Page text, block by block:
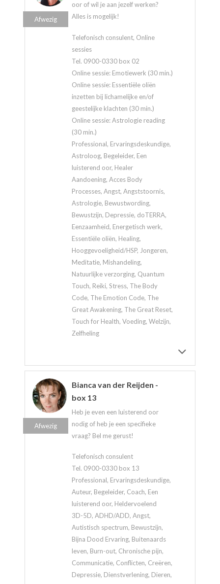
oor of wil je aan jezelf werken?
Alles is mogelijk!
Telefonisch consulent, Online
sessies
Tel. 0900-0330 box 02
Online sessie: Emotiewerk (30 min.)
Online sessie: Essentiële oliën
inzetten bij lichamelijke en/of
geestelijke klachten (30 min.)
Online sessie: Astrologie reading
(30 min.)
Professional, Ervaringsdeskundige,
Astroloog, Begeleider, Een
luisterend oor, Healer
Aandoening, Acces Body
Processes, Angst, Angststoornis,
Astrologie, Bewustwording,
Bewustzijn, Depressie, doTERRA,
Eenzaamheid, Energetisch werk,
Essentiële oliën, Healing,
Hooggevoeligheid/HSP, Jongeren,
Meditatie, Mishandeling,
Natuurlijke verzorging, Quantum
Touch, Reiki, Stress, The Body
Code, The Emotion Code, The
Great Awakening, The Great Reset,
Touch for Health, Voeding, Welzijn,
Zelfheling
Afwezig
Bianca van der Reijden -
box 13
Heb je even een luisterend oor
nodig of heb je een specifieke
vraag? Bel me gerust!
Telefonisch consulent
Tel. 0900-0330 box 13
Professional, Ervaringsdeskundige,
Auteur, Begeleider, Coach, Een
luisterend oor, Heldervoelend
3D-5D, ADHD/ADD, Angst,
Autistisch spectrum, Bewustzijn,
Bijna Dood Ervaring, Buitenaards
leven, Burn-out, Chronische pijn,
Communicatie, Conflicten, Creëren,
Depressie, Dienstverlening, Dieren,
Afwezig